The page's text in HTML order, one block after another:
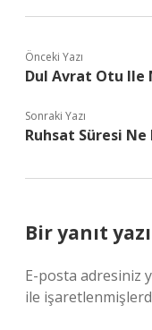
Önceki Yazı
Dul Avrat Otu Ile
Sonraki Yazı
Ruhsat Süresi Ne
Bir yanıt
E-posta adresiniz
ile